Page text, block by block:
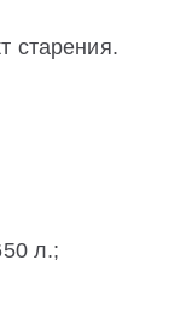
старения.
л.;